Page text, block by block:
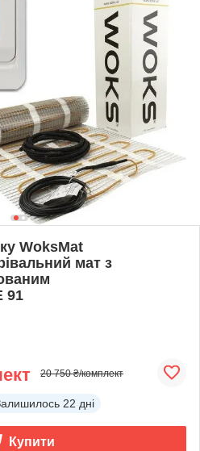
WoksMat
мат з
91
20 750 ₴/комплект
22 дні
Купити